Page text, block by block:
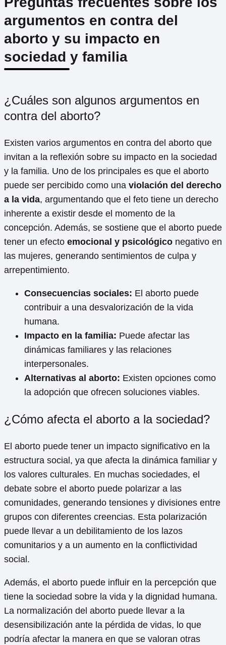
argumentos en contra del
aborto y su impacto en
sociedad y familia
¿Cuáles son algunos argumentos en
contra del aborto?
Existen varios argumentos en contra del aborto que
invitan a la reflexión sobre su impacto en la sociedad
y la familia. Uno de los principales es que el aborto
puede ser percibido como una violación del derecho
a la vida, argumentando que el feto tiene un derecho
inherente a existir desde el momento de la
concepción. Además, se sostiene que el aborto puede
tener un efecto emocional y psicológico negativo en
las mujeres, generando sentimientos de culpa y
arrepentimiento.
Consecuencias sociales: El aborto puede
contribuir a una desvalorización de la vida
humana.
Impacto en la familia: Puede afectar las
dinámicas familiares y las relaciones
interpersonales.
Alternativas al aborto: Existen opciones como
la adopción que ofrecen soluciones viables.
¿Cómo afecta el aborto a la sociedad?
El aborto puede tener un impacto significativo en la
estructura social, ya que afecta la dinámica familiar y
los valores culturales. En muchas sociedades, el
debate sobre el aborto puede polarizar a las
comunidades, generando tensiones y divisiones entre
grupos con diferentes creencias. Esta polarización
puede llevar a un debilitamiento de los lazos
comunitarios y a un aumento en la conflictividad
social.
Además, el aborto puede influir en la percepción que
tiene la sociedad sobre la vida y la dignidad humana.
La normalización del aborto puede llevar a la
desensibilización ante la pérdida de vidas, lo que
podría afectar la manera en que se valoran otras